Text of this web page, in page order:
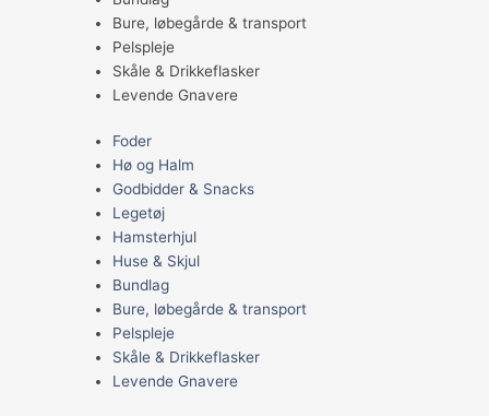
Bure, løbegårde & transport
Pelspleje
Skåle & Drikkeflasker
Levende Gnavere
Foder
Hø og Halm
Godbidder & Snacks
Legetøj
Hamsterhjul
Huse & Skjul
Bundlag
Bure, løbegårde & transport
Pelspleje
Skåle & Drikkeflasker
Levende Gnavere